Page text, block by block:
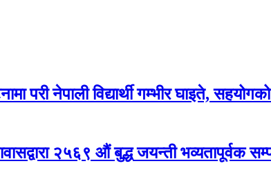
परी नेपाली विद्यार्थी गम्भीर घाइते,
२५६९ औं बुद्ध जयन्ती भव्यतापूर्वक